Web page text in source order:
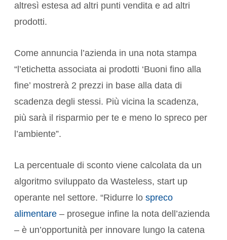
altresì estesa ad altri punti vendita e ad altri
prodotti.
Come annuncia l’azienda in una nota stampa
“l’etichetta associata ai prodotti ‘Buoni fino alla
fine’ mostrerà 2 prezzi in base alla data di
scadenza degli stessi. Più vicina la scadenza,
più sarà il risparmio per te e meno lo spreco per
l’ambiente”.
La percentuale di sconto viene calcolata da un
algoritmo sviluppato da Wasteless, start up
operante nel settore. “Ridurre lo spreco
alimentare – prosegue infine la nota dell’azienda
– è un’opportunità per innovare lungo la catena